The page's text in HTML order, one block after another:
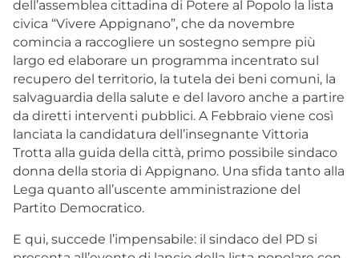
dell’assemblea cittadina di Potere al Popolo la lista
civica “Vivere Appignano”, che da novembre
comincia a raccogliere un sostegno sempre più
largo ed elaborare un programma incentrato sul
recupero del territorio, la tutela dei beni comuni, la
salvaguardia della salute e del lavoro anche a partire
da diretti interventi pubblici. A Febbraio viene così
lanciata la candidatura dell’insegnante Vittoria
Trotta alla guida della città, primo possibile sindaco
donna della storia di Appignano. Una sfida tanto alla
Lega quanto all’uscente amministrazione del
Partito Democratico.
E qui, succede l’impensabile: il sindaco del PD si